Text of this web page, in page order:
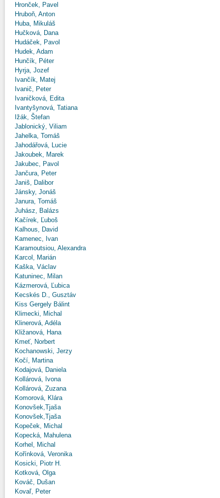
Hronček, Pavel
Hruboň, Anton
Huba, Mikuláš
Hučková, Dana
Hudáček, Pavol
Hudek, Adam
Hunčík, Péter
Hyrja, Jozef
Ivančík, Matej
Ivanič, Peter
Ivaničková, Edita
Ivantyšynová, Tatiana
Ižák, Štefan
Jablonický, Viliam
Jahelka, Tomáš
Jahodářová, Lucie
Jakoubek, Marek
Jakubec, Pavol
Jančura, Peter
Janiš, Dalibor
Jánsky, Jonáš
Janura, Tomáš
Juhász, Balázs
Kačírek, Ľuboš
Kalhous, David
Kamenec, Ivan
Karamoutsiou, Alexandra
Karcol, Marián
Kaška, Václav
Katuninec, Milan
Kázmerová, Ľubica
Kecskés D., Gusztáv
Kiss Gergely Bálint
Klimecki, Michal
Klinerová, Adéla
Kližanová, Hana
Kmeť, Norbert
Kochanowski, Jerzy
Kočí, Martina
Kodajová, Daniela
Kollárová, Ivona
Kollárová, Zuzana
Komorová, Klára
Konovšek,Tjaša
Konovšek,Tjaša
Kopeček, Michal
Kopecká, Mahulena
Korhel, Michal
Kořínková, Veronika
Kosicki, Piotr H.
Kotková, Olga
Kováč, Dušan
Kovaľ, Peter